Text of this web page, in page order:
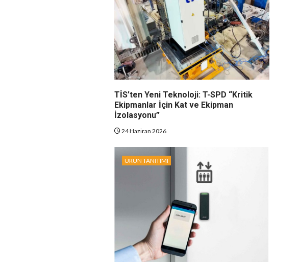
TİS’ten Yeni Teknoloji: T-SPD “Kritik
Ekipmanlar İçin Kat ve Ekipman
İzolasyonu”
24 Haziran 2026
ÜRÜN TANITIMI